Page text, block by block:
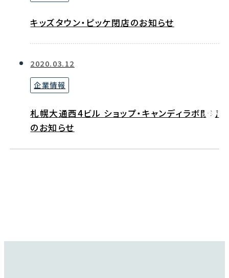
キッズタウン・ピッケ閉店のお知らせ
2020.03.12
企業情報
札幌大通西4ビル ショップ・キャンディラボ閉店
のお知らせ